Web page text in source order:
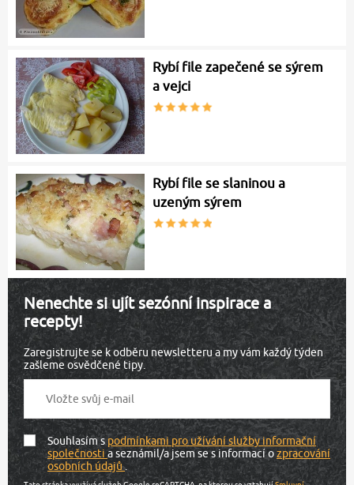
Rybí file zapečené se sýrem
a vejci
Rybí file se slaninou a
uzeným sýrem
Nenechte si ujít sezónní inspirace a
recepty!
Zaregistrujte se k odběru newsletteru a my vám každý týden
zašleme osvědčené tipy.
Souhlasím spodmínkami pro užívání služby informační
společnostia seznámil/a jsem se s informací ozpracování
osobních údajů.